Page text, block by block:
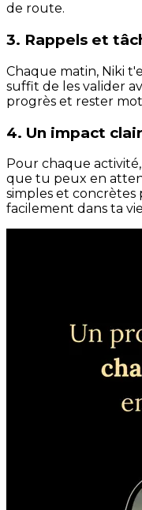
de route.
3. Rappels et
Chaque matin, Niki
suffit de les valider
progrès et rester
4. Un impact
Pour chaque
que tu peux en
simples et
facilement dans ta